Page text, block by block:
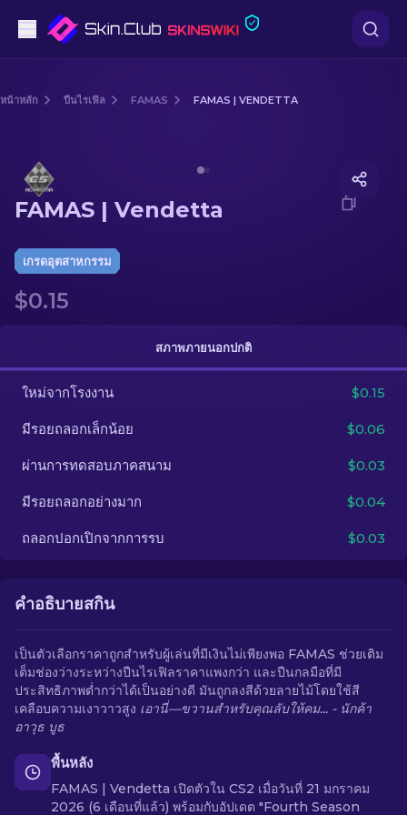
ปืนไรเฟิลซุ่มยิง
มีด
ถุงมือ
อื่น ๆ
หน้าหลัก ปืนไรเฟิล FAMAS FAMAS | VENDETTA
FAMAS | Vendetta
เกรดอุตสาหกรรม
$0.15
สภาพภายนอกปกติ
ใหม่จากโรงงาน $0.15
มีรอยถลอกเล็กน้อย $0.06
ผ่านการทดสอบภาคสนาม $0.03
มีรอยถลอกอย่างมาก $0.04
ถลอกปอกเปิกจากการรบ $0.03
คำอธิบายสกิน
เป็นตัวเลือกราคาถูกสำหรับผู้เล่นที่มีเงินไม่เพียงพอ FAMAS ช่วยเติม
เต็มช่องว่างระหว่างปืนไรเฟิลราคาแพงกว่า และปืนกลมือที่มี
ประสิทธิภาพต่ำกว่าได้เป็นอย่างดี มันถูกลงสีด้วยลายไม้โดยใช้สี
เคลือบความเงาวาวสูง เอานี่—ขวานสำหรับคุณลับให้คม... - นักค้า
อาวุธ บูธ
พื้นหลัง
FAMAS | Vendetta เปิดตัวใน CS2 เมื่อวันที่ 21 มกราคม
2026 (6 เดือนที่แล้ว) พร้อมกับอัปเดต "Fourth Season